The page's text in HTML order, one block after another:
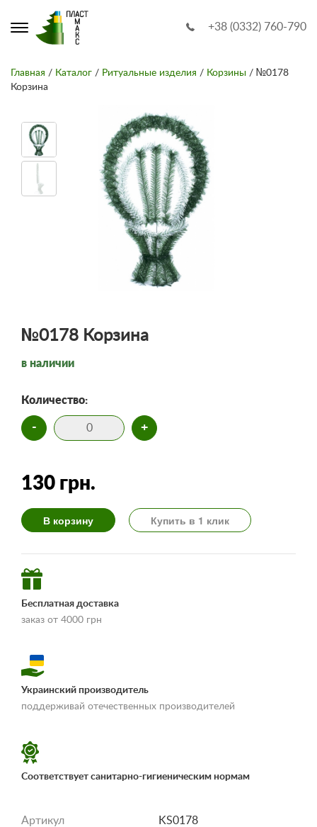
+38 (0332) 760-790
Главная / Каталог / Ритуальные изделия / Корзины / №0178
Корзина
№0178 Корзина
в наличии
Количество:
- +
130 грн.
В корзину Купить в 1 клик
Бесплатная доставка
заказ от 4000 грн
доставки и оплаты»
Украинский производитель
поддерживай отечественных производителей
Соответствует санитарно-гигиеническим нормам
Артикул
KS0178